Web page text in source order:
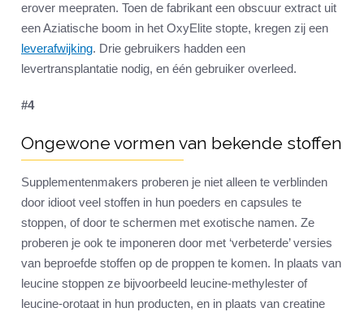
erover meepraten. Toen de fabrikant een obscuur extract uit
een Aziatische boom in het OxyElite stopte, kregen zij een
leverafwijking. Drie gebruikers hadden een
levertransplantatie nodig, en één gebruiker overleed.
#4
Ongewone vormen van bekende stoffen
Supplementenmakers proberen je niet alleen te verblinden
door idioot veel stoffen in hun poeders en capsules te
stoppen, of door te schermen met exotische namen. Ze
proberen je ook te imponeren door met ‘verbeterde’ versies
van beproefde stoffen op de proppen te komen. In plaats van
leucine stoppen ze bijvoorbeeld leucine-methylester of
leucine-orotaat in hun producten, en in plaats van creatine